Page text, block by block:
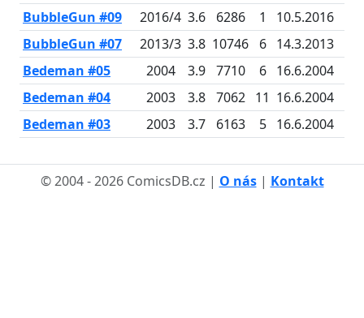
BubbleGun #09 2016/4 3.6 6286 1
10.5.2016
BubbleGun #07
2013/3 3.8 10746 6
14.3.2013
Bedeman #05
2004 3.9 7710 6
16.6.2004
Bedeman #04
2003 3.8 7062 11 16.6.2004
Bedeman #03
2003 3.7 6163 5 16.6.2004
© 2004 - 2026 ComicsDB.cz | O nás| Kontakt